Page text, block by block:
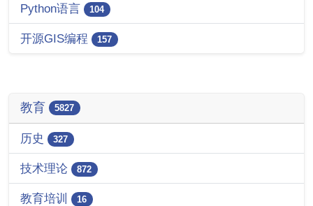
Python语言 104
开源GIS编程 157
教育 5827
历史 327
技术理论 872
教育培训 16